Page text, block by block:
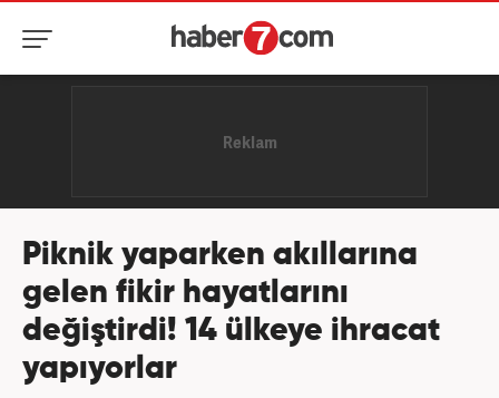
Piknik yaparken akıllarına
gelen fikir hayatlarını
değiştirdi! 14 ülkeye ihracat
yapıyorlar